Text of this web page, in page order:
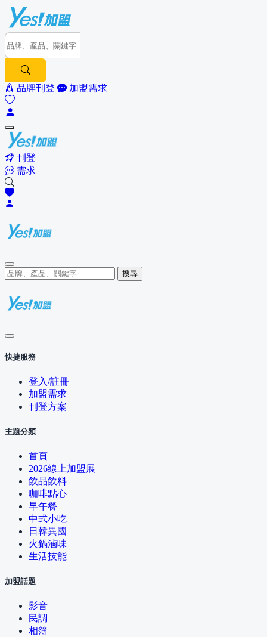
品牌刊登 加盟需求
刊登
需求
搜尋
快捷服務
登入/註冊
加盟需求
刊登方案
主題分類
首頁
2026線上加盟展
飲品飲料
咖啡點心
早午餐
中式小吃
日韓異國
火鍋滷味
生活技能
加盟話題
影音
民調
相簿